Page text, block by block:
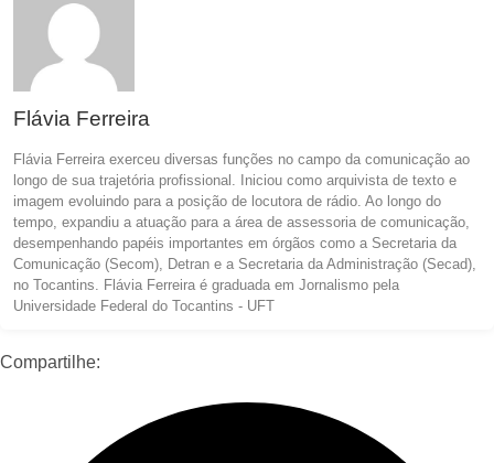
Flávia Ferreira
Flávia Ferreira exerceu diversas funções no campo da comunicação ao
longo de sua trajetória profissional. Iniciou como arquivista de texto e
imagem evoluindo para a posição de locutora de rádio. Ao longo do
tempo, expandiu a atuação para a área de assessoria de comunicação,
desempenhando papéis importantes em órgãos como a Secretaria da
Comunicação (Secom), Detran e a Secretaria da Administração (Secad),
no Tocantins. Flávia Ferreira é graduada em Jornalismo pela
Universidade Federal do Tocantins - UFT
Compartilhe: